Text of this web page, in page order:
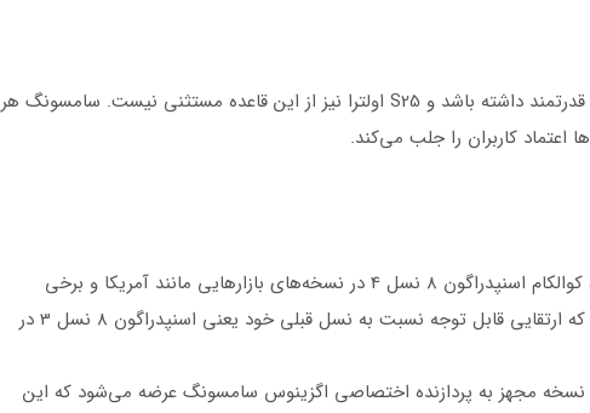
هر گوشی پرچم‌دار، در اصل باید قلبی قدرتمند داشته باشد و S25 اولترا نیز از این قاعده مستثنی نیست. سامسونگ هر
اعتماد کاربران را جلب می‌کند.
گلکسی S25 اولترا بر پایه پردازنده کوالکام اسنپدراگون 8 نسل 4 در نسخه‌های بازارهایی مانند آمریکا و برخی
کشورهای دیگر ساخته شده است، که ارتقایی قابل توجه نسبت به نسل قبلی خود یعنی اسنپدراگون 8 نسل 3 در
نسخه مجهز به پردازنده اختصاصی اگزینوس سامسونگ عرضه می‌شود که این